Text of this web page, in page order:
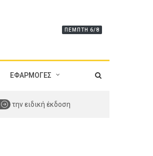
ΠΈΜΠΤΗ 6/8
ΕΦΑΡΜΟΓΕΣ
την ειδική έκδοση